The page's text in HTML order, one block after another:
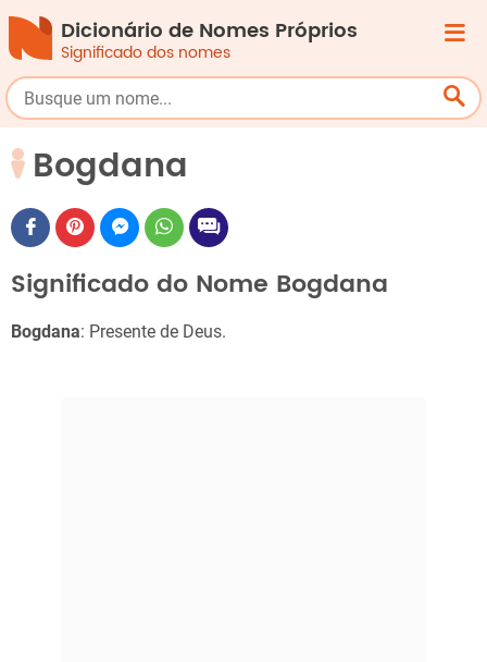
Dicionário de Nomes Próprios
Significado dos nomes
Bogdana
Significado do Nome Bogdana
Bogdana: Presente de Deus.